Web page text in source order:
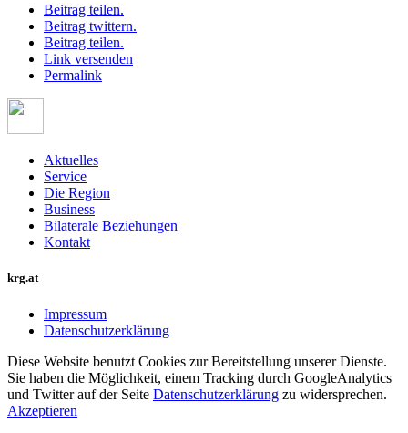
Beitrag teilen.
Beitrag twittern.
Beitrag teilen.
Link versenden
Permalink
Aktuelles
Service
Die Region
Business
Bilaterale Beziehungen
Kontakt
krg.at
Impressum
Datenschutzerklärung
Diese Website benutzt Cookies zur Bereitstellung unserer Dienste.
Sie haben die Möglichkeit, einem Tracking durch GoogleAnalytics
und Twitter auf der Seite Datenschutzerklärung zu widersprechen.
Akzeptieren